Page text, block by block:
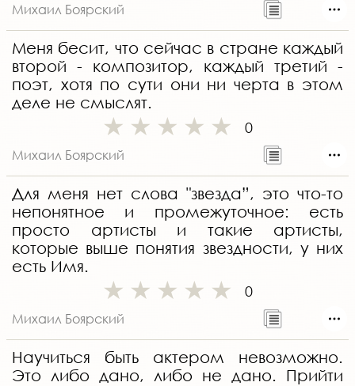
Михаил Боярский
Меня бесит, что сейчас в стране каждый
второй - композитор, каждый третий -
поэт, хотя по сути они ни черта в этом
деле не смыслят.
0
Михаил Боярский
Для меня нет слова "звезда”, это что-то
непонятное и промежуточное: есть
просто артисты и такие артисты,
которые выше понятия звездности, у них
есть Имя.
0
Михаил Боярский
Научиться быть актером невозможно.
Это либо дано, либо не дано. Прийти